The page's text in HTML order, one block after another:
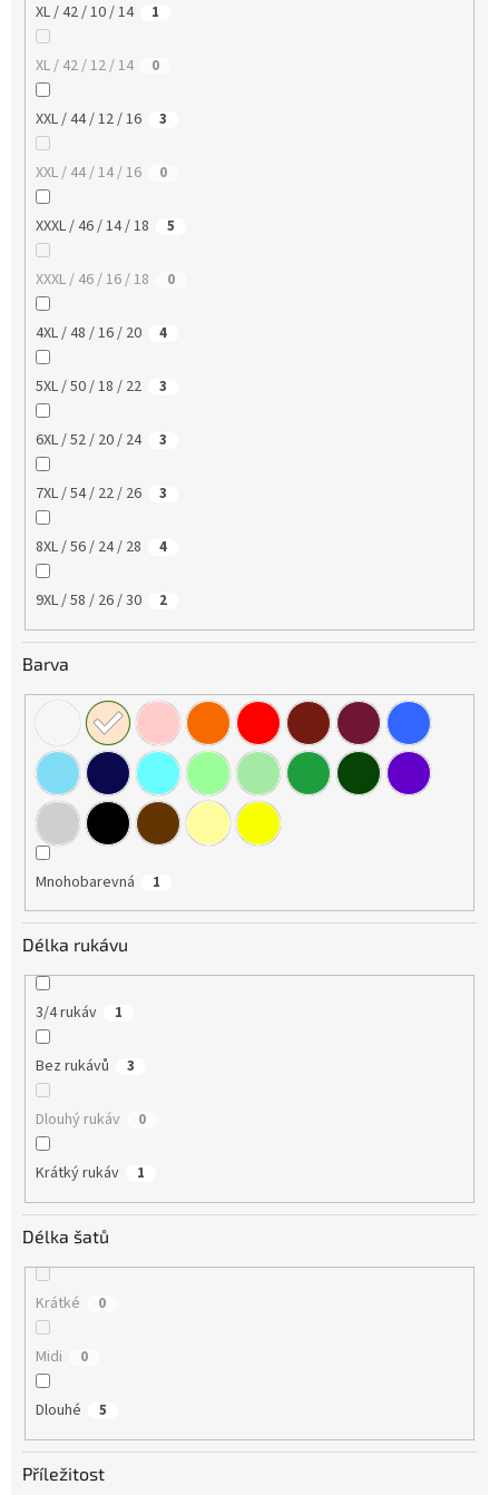
XL / 42 / 10 / 14 1
XL / 42 / 12 / 14 0
XXL / 44 / 12 / 16 3
XXL / 44 / 14 / 16 0
XXXL / 46 / 14 / 18 5
XXXL / 46 / 16 / 18 0
4XL / 48 / 16 / 20 4
5XL / 50 / 18 / 22 3
6XL / 52 / 20 / 24 3
7XL / 54 / 22 / 26 3
8XL / 56 / 24 / 28 4
9XL / 58 / 26 / 30 2
Barva
Mnohobarevná 1
Délka rukávu
3/4 rukáv 1
Bez rukávů 3
Dlouhý rukáv 0
Krátký rukáv 1
Délka šatů
Krátké 0
Midi 0
Dlouhé 5
Příležitost